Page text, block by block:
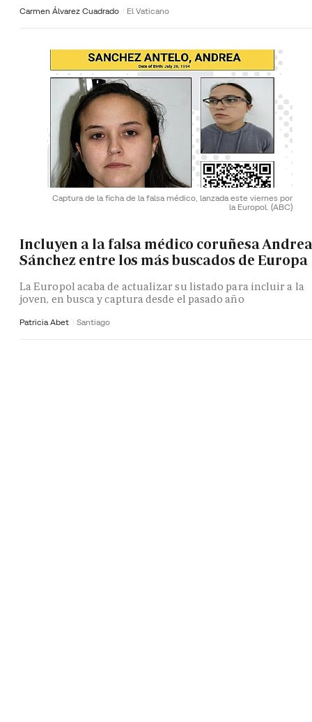
Carmen Álvarez Cuadrado El Vaticano
Captura de la ficha de la falsa médico, lanzada este viernes por
la Europol. (ABC)
Incluyen a la falsa médico coruñesa Andrea
Sánchez entre los más buscados de Europa
La Europol acaba de actualizar su listado para incluir a la
joven, en busca y captura desde el pasado año
Patricia Abet Santiago